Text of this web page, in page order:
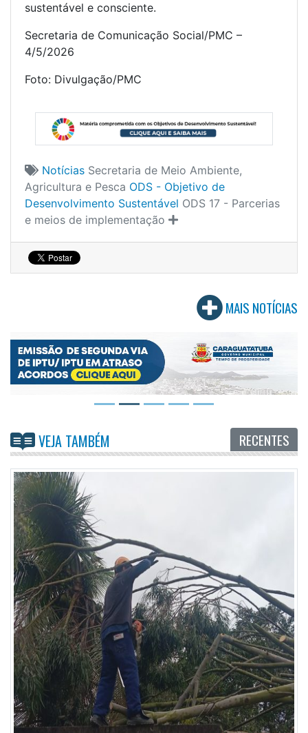
sustentável e consciente.
Secretaria de Comunicação Social/PMC –
4/5/2026
Foto: Divulgação/PMC
Notícias Secretaria de Meio Ambiente,
Agricultura e Pesca ODS - Objetivo de
Desenvolvimento Sustentável ODS 17 - Parcerias
e meios de implementação
MAIS NOTÍCIAS
VEJA TAMBÉM RECENTES